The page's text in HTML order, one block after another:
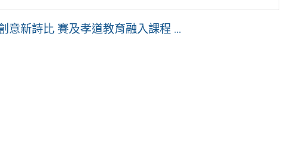
意新詩比 賽及孝道教育融入課程 ...